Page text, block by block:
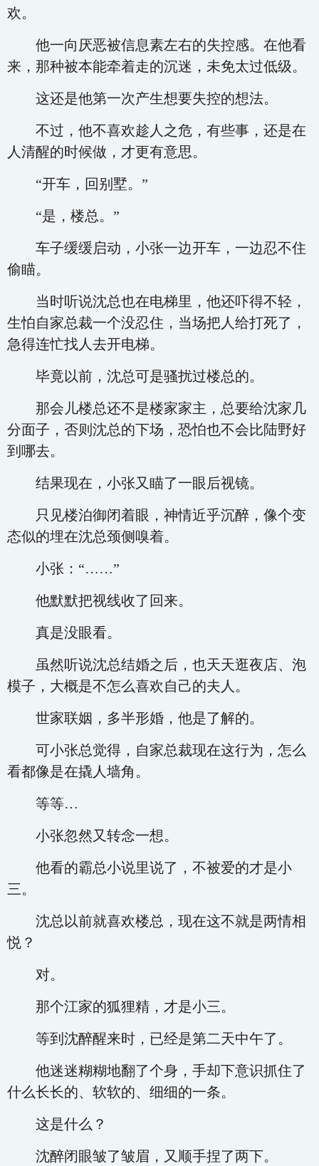
欢。
他一向厌恶被信息素左右的失控感。在他看
来，那种被本能牵着走的沉迷，未免太过低级。
这还是他第一次产生想要失控的想法。
不过，他不喜欢趁人之危，有些事，还是在
人清醒的时候做，才更有意思。
“开车，回别墅。”
“是，楼总。”
车子缓缓启动，小张一边开车，一边忍不住
偷瞄。
当时听说沈总也在电梯里，他还吓得不轻，
生怕自家总裁一个没忍住，当场把人给打死了，
急得连忙找人去开电梯。
毕竟以前，沈总可是骚扰过楼总的。
那会儿楼总还不是楼家家主，总要给沈家几
分面子，否则沈总的下场，恐怕也不会比陆野好
到哪去。
结果现在，小张又瞄了一眼后视镜。
只见楼泊御闭着眼，神情近乎沉醉，像个变
态似的埋在沈总颈侧嗅着。
小张：“……”
他默默把视线收了回来。
真是没眼看。
虽然听说沈总结婚之后，也天天逛夜店、泡
模子，大概是不怎么喜欢自己的夫人。
世家联姻，多半形婚，他是了解的。
可小张总觉得，自家总裁现在这行为，怎么
看都像是在撬人墙角。
等等…
小张忽然又转念一想。
他看的霸总小说里说了，不被爱的才是小
三。
沈总以前就喜欢楼总，现在这不就是两情相
悦？
对。
那个江家的狐狸精，才是小三。
等到沈醉醒来时，已经是第二天中午了。
他迷迷糊糊地翻了个身，手却下意识抓住了
什么长长的、软软的、细细的一条。
这是什么？
沈醉闭眼皱了皱眉，又顺手捏了两下。